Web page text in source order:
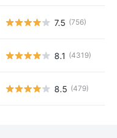
7.5 (756)
8.1 (4319)
8.5 (479)